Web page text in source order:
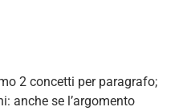
2 concetti per paragrafo;
anche se l’argomento